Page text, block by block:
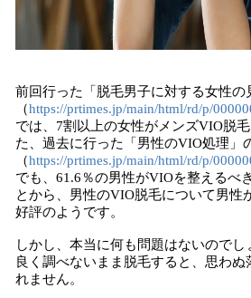
前回行った「脱毛男子に対する女性の
（https://prtimes.jp/main/html/rd/p/
では、7割以上の女性がメンズVIO脱
た、過去に行った「男性のVIO処理」
（https://prtimes.jp/main/html/rd/p/
でも、61.6％の男性がVIOを整えるべ
とから、男性のVIO脱毛について男性
好評のようです。
しかし、本当に何も問題はないのでし
良く調べないまま脱毛すると、思わぬ
れません。